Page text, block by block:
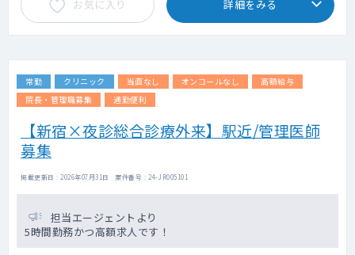
お気に入り 詳細をみる
常勤 クリニック 当直なし オンコールなし
高額給与
院長・管理職募集
通勤便利
【新宿×夜診総合診療外来】駅近/管理医師
募集
掲載更新日 : 2026年07月31日 案件番号 : 24-JR005101
担当エージェントより
5時間勤務かつ高額求人です！